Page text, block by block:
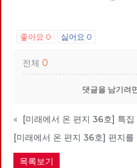
좋아요 0 싫어요 0
전체 0
댓글을 남기려
«
[미래에서 온 편지 36호] 특
[미래에서 온 편지 36호] 편지를
목록보기